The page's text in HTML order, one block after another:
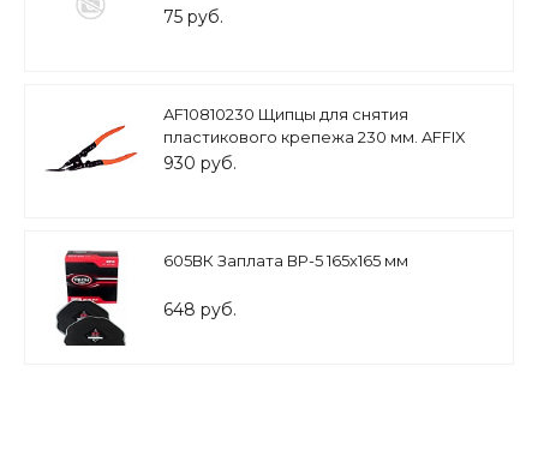
75 руб.
AF10810230 Щипцы для снятия
пластикового крепежа 230 мм. AFFIX
930 руб.
605ВК Заплата ВР-5 165х165 мм
648 руб.